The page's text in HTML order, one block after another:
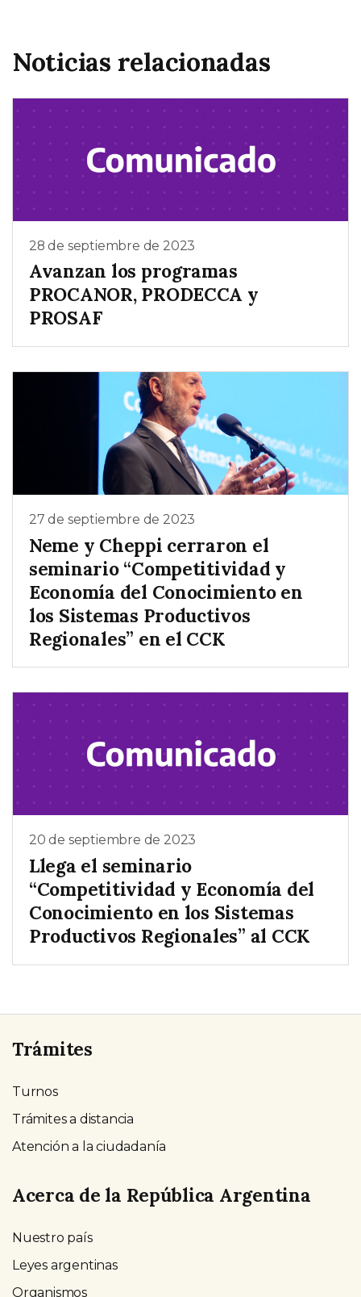
Noticias relacionadas
28 de septiembre de 2023
Avanzan los programas
PROCANOR, PRODECCA y
PROSAF
27 de septiembre de 2023
Neme y Cheppi cerraron el
seminario “Competitividad y
Economía del Conocimiento en
los Sistemas Productivos
Regionales” en el CCK
20 de septiembre de 2023
Llega el seminario
“Competitividad y Economía del
Conocimiento en los Sistemas
Productivos Regionales” al CCK
Trámites
Turnos
Trámites a distancia
Atención a la ciudadanía
Acerca de la República Argentina
Nuestro país
Leyes argentinas
Organismos